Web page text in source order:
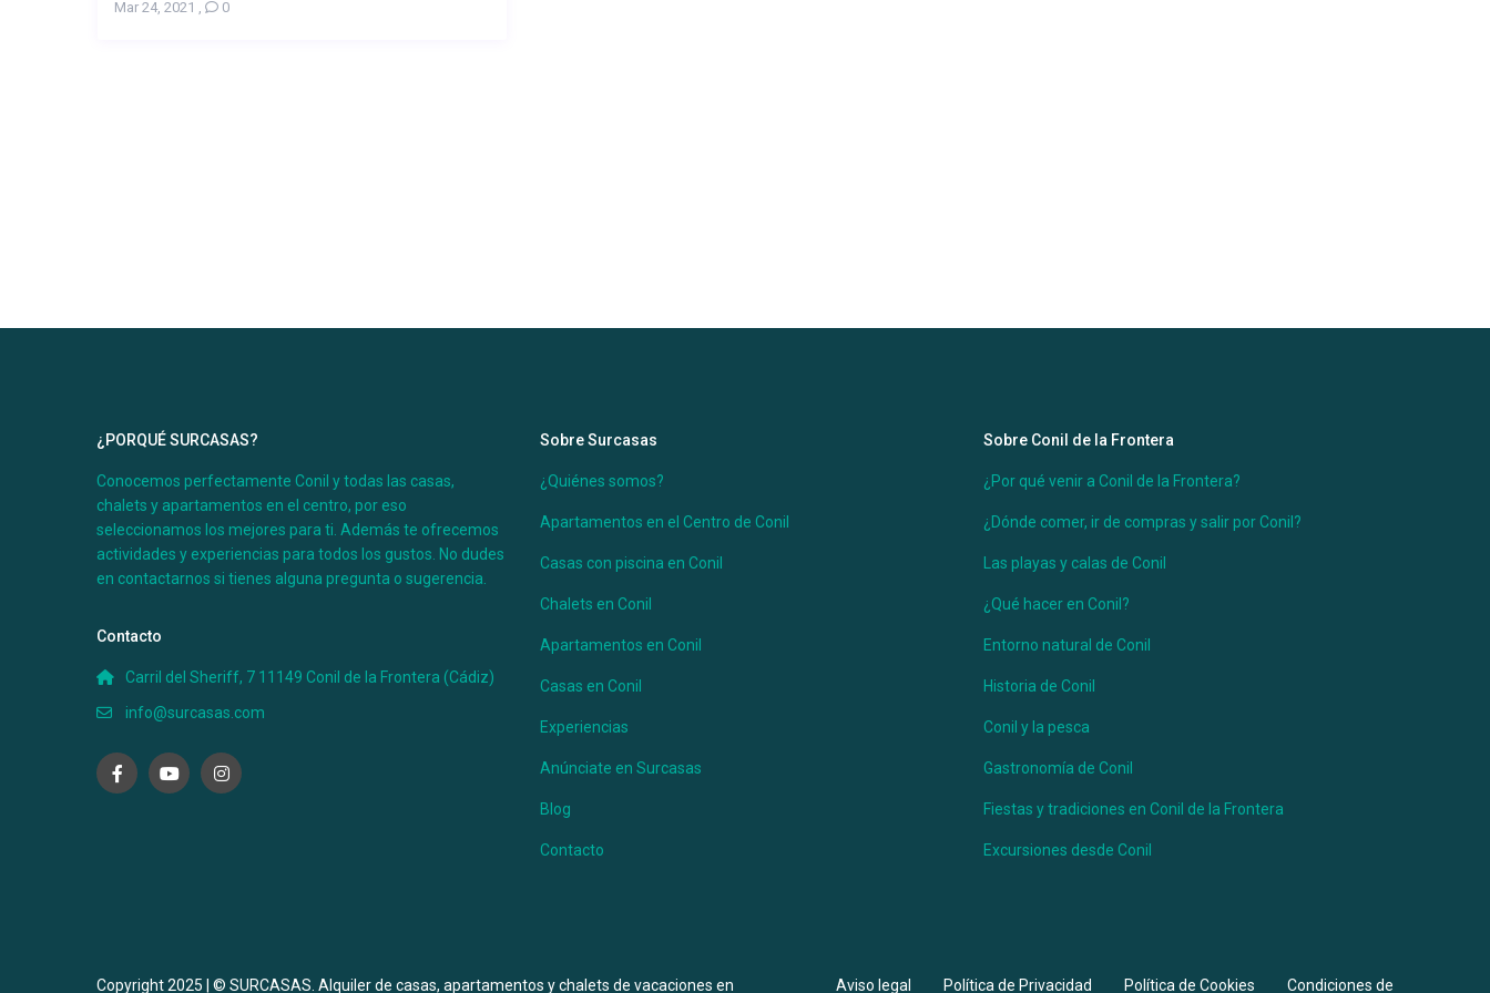
Desde 65 €/por noche
Chalet en Chinarejo –
Casa Miki II
Si te gusta el senderismo, el deporte en plena naturaleza y la tranquilidad no lo dudes y pasa unas
magníficas vacaciones en esta coqueta casa rural en Chinarejo. Se encuentra a tan solo unos 6
minutos en coche del centro de Conil y sus playas o calas. Muy cerca de la zona de El Colorao ...
Mar 24, 2021 , 0
¿PORQUÉ SURCASAS?
Conocemos perfectamente Conil y todas las casas,
chalets y apartamentos en el centro, por eso
seleccionamos los mejores para ti. Además te ofrecemos
actividades y experiencias para todos los gustos. No dudes
en contactarnos si tienes alguna pregunta o sugerencia.
Contacto
Carril del Sheriff, 7 11149 Conil de la Frontera (Cádiz)
info@surcasas.com
Sobre Surcasas
¿Quiénes somos?
Apartamentos en el Centro de Conil
Casas con piscina en Conil
Chalets en Conil
Apartamentos en Conil
Casas en Conil
Experiencias
Anúnciate en Surcasas
Blog
Contacto
Sobre Conil de la Frontera
¿Por qué venir a Conil de la Frontera?
¿Dónde comer, ir de compras y salir por Conil?
Las playas y calas de Conil
¿Qué hacer en Conil?
Entorno natural de Conil
Historia de Conil
Conil y la pesca
Gastronomía de Conil
Fiestas y tradiciones en Conil de la Frontera
Excursiones desde Conil
Copyright 2025 | © SURCASAS. Alquiler de casas, apartamentos y chalets de vacaciones en Aviso legal Política de Privacidad Política de Cookies Condiciones de